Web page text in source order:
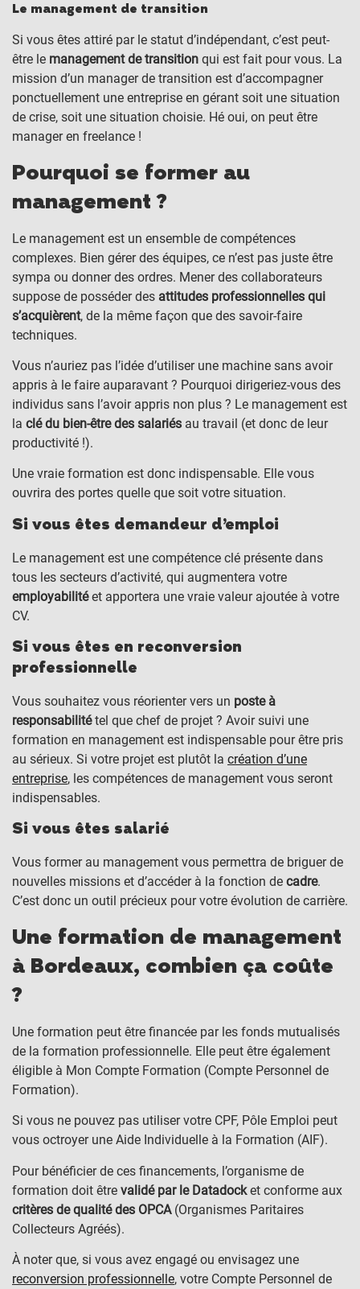
Le management de transition
Si vous êtes attiré par le statut d’indépendant, c’est peut-
être le management de transition qui est fait pour vous. La
mission d’un manager de transition est d’accompagner
ponctuellement une entreprise en gérant soit une situation
de crise, soit une situation choisie. Hé oui, on peut être
manager en freelance !
Pourquoi se former au
management ?
Le management est un ensemble de compétences
complexes. Bien gérer des équipes, ce n’est pas juste être
sympa ou donner des ordres. Mener des collaborateurs
suppose de posséder des attitudes professionnelles qui
s’acquièrent, de la même façon que des savoir-faire
techniques.
Vous n’auriez pas l’idée d’utiliser une machine sans avoir
appris à le faire auparavant ? Pourquoi dirigeriez-vous des
individus sans l’avoir appris non plus ? Le management est
la clé du bien-être des salariés au travail (et donc de leur
productivité !).
Une vraie formation est donc indispensable. Elle vous
ouvrira des portes quelle que soit votre situation.
Si vous êtes demandeur d’emploi
Le management est une compétence clé présente dans
tous les secteurs d’activité, qui augmentera votre
employabilitéet apportera une vraie valeur ajoutée à votre
CV.
Si vous êtes en reconversion
professionnelle
Vous souhaitez vous réorienter vers un poste à
responsabilitétel que chef de projet ? Avoir suivi une
formation en management est indispensable pour être pris
au sérieux. Si votre projet est plutôt la création d’une
entreprise, les compétences de management vous seront
indispensables.
Si vous êtes salarié
Vous former au management vous permettra de briguer de
nouvelles missions et d’accéder à la fonction de cadre.
C’est donc un outil précieux pour votre évolution de carrière.
Une formation de management
à Bordeaux, combien ça coûte
?
Une formation peut être financée par les fonds mutualisés
de la formation professionnelle. Elle peut être également
éligible à Mon Compte Formation (Compte Personnel de
Formation).
Si vous ne pouvez pas utiliser votre CPF, Pôle Emploi peut
vous octroyer une Aide Individuelle à la Formation (AIF).
Pour bénéficier de ces financements, l’organisme de
formation doit être validé par le Datadocket conforme aux
critères de qualité des OPCA(Organismes Paritaires
Collecteurs Agréés).
À noter que, si vous avez engagé ou envisagez une
reconversion professionnelle, votre Compte Personnel de